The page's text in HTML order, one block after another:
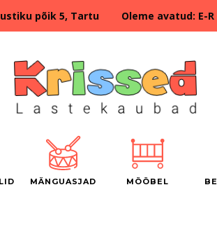
põik 5, Tartu Oleme avatud: E-R
MÄNGUASJAD MÖÖBEL